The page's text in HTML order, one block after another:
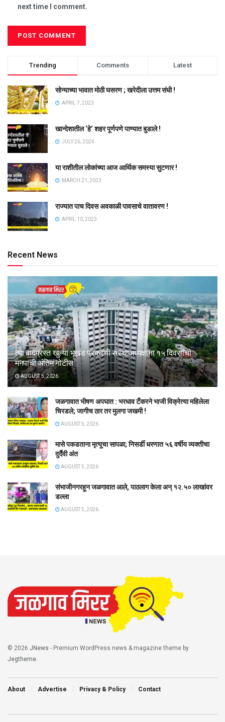
next time I comment.
Trending Comments Latest
सोन्याच्या भावात मोठी घसरण ; खरेदीला उत्तम संधी !
APRIL 7, 2023
खान्देशातील ‘हे’ शहर पूर्णपणे पाण्यात बुडाले !
JULY 26, 2024
या राशीतील लोकांच्या आज आर्थिक समस्या सुटणार !
MARCH 21, 2023
राज्यात पाच दिवस अवकाळी पावसाचे वातावरण !
APRIL 10, 2023
Recent News
त्या वादग्रस्त खुल्या भूखंड प्रकरणी संस्थाअध्यक्षांना १५ दिवसांची
मनपाची अंतिम नोटीस
AUGUST 5, 2026
जळगावात भीषण अपघात : भरधाव टँकरने भाजी विक्रेत्या महिलेला
चिरडले; जागीच ठार तर मुलगा जखमी !
AUGUST 5, 2026
मासे पकडताना मृत्यूचा सापळा; निसर्डी धरणात ५६ वर्षीय व्यक्तीचा
दुर्दैवी अंत
AUGUST 5, 2026
संभाजीनगरहून जळगावात आले, पाठलाग केला अन् १२.५० लाखांवर
डल्ला
AUGUST 5, 2026
© 2026 JNews - Premium WordPress news & magazine theme by
Jegtheme
About Advertise Privacy & Policy Contact